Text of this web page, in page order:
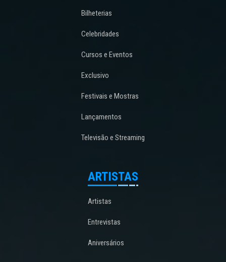
Bilheterias
Celebridades
Cursos e Eventos
Exclusivo
Festivais e Mostras
Lançamentos
Televisão e Streaming
ARTISTAS
Artistas
Entrevistas
Aniversários